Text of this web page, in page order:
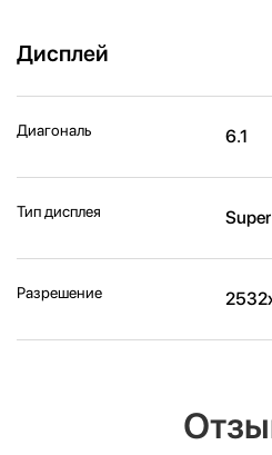
Дисплей
Диагональ 6.1
Тип дисплея
Разрешение